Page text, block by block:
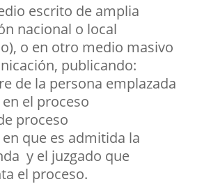
escrito de amplia
nacional o local
o en otro medio masivo
publicando:
de la persona emplazada
el proceso
proceso
que es admitida la
y el juzgado que
el proceso.